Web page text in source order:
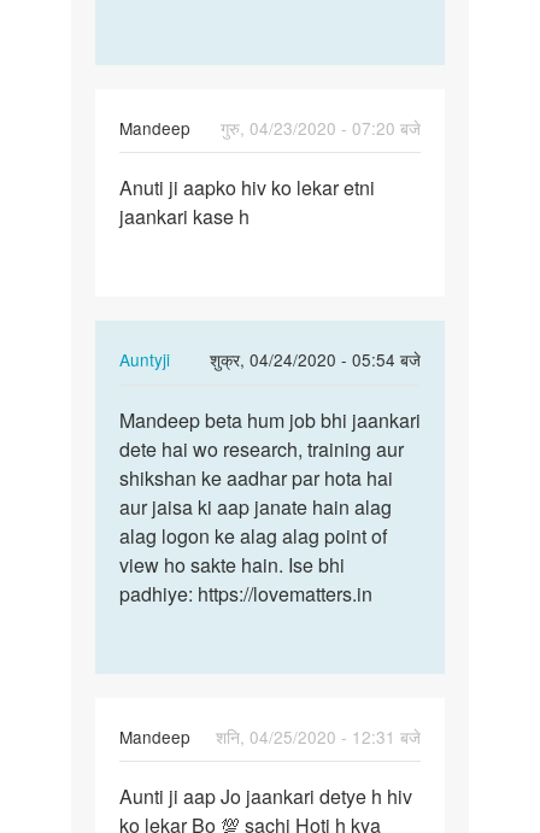
Mandeep
गुरु, 04/23/2020 - 07:20 बजे
Anuti
ji
Anuti ji aapko hiv ko lekar etni
jaankari kase h
Auntyji
शुक्र, 04/24/2020 - 05:54 बजे
In
to
Anuti
ji
aapko
hiv
ko
lekar…
Mandeep
beta
hum
job
bhi…
Mandeep beta hum job bhi jaankari
dete hai wo research, training aur
shikshan ke aadhar par hota hai
aur jaisa ki aap janate hain alag
alag logon ke alag alag point of
view ho sakte hain. Ise bhi
padhiye: https://lovematters.in
Mandeep
शनि, 04/25/2020 - 12:31 बजे
Aunti
ji
Aunti ji aap Jo jaankari detye h hiv
ko lekar Bo 💯 sachi Hoti h kya